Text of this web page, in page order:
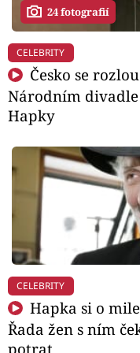
24 fotografií
CELEBRITY
Česko se
Národním divadle
Hapky
CELEBRITY
Hapka si o
Řada žen s ním
potrat